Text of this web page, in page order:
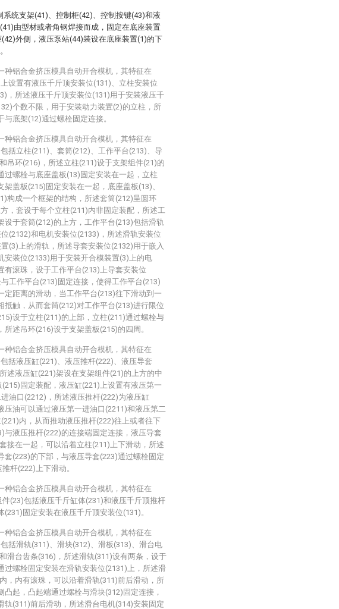
统支架(41)、控制柜(42)、控制按键(43)和液
由型材或者角钢焊接而成，固定在底座装置
外侧，液压泵站(44)装设在底座装置(1)的下
种铝合金挤压模具自动开合模机，其特征在
设置有液压千斤顶安装位(131)、立柱安装位
，所述液压千斤顶安装位(131)用于安装液压千
个数不限，用于安装动力装置(2)的立柱，所
底架(12)通过螺栓固定连接。
种铝合金挤压模具自动开合模机，其特征在
括立柱(211)、套筒(212)、工作平台(213)、导
吊环(216)，所述立柱(211)设于支架组件(21)的
过螺栓与底座盖板(13)固定安装在一起，立柱
架盖板(215)固定安装在一起，底座盖板(13)、
构成一个框架的结构，所述套筒(212)呈圆环
，套设于每个立柱(211)内非固定装配，所述工
设于套筒(212)的上方，工作平台(213)包括滑轨
(2132)和电机安装位(2133)，所述滑轨安装位
(3)上的滑轨，所述导套安装位(2132)用于嵌入
安装位(2133)用于安装开合模装置(3)上的电
有滚珠，设于工作平台(213)上导套安装位
工作平台(213)固定连接，使得工作平台(213)
定距离的滑动，当工作平台(213)往下滑动到一
抵触，从而套筒(212)对工作平台(213)进行限位
设于立柱(211)的上部，立柱(211)通过螺栓与
述吊环(216)设于支架盖板(215)的四周。
种铝合金挤压模具自动开合模机，其特征在
括液压缸(221)、液压推杆(222)、液压导套
述液压缸(221)架设在支架组件(21)的上方的中
固定装配，液压缸(221)上设置有液压第一
油口(2212)，所述液压推杆(222)为液压缸
压油可以通过液压第一进油口(2211)和液压第二
内，从而推动液压推杆(222)往上或者往下
与液压推杆(222)的连接端固定连接，液压导套
接在一起，可以沿着立柱(211)上下滑动，所述
套(223)的下部，与液压导套(223)通过螺栓固定
杆(222)上下滑动。
种铝合金挤压模具自动开合模机，其特征在
(23)包括液压千斤缸体(231)和液压千斤顶推杆
(231)固定安装在液压千斤顶安装位(131)。
种铝合金挤压模具自动开合模机，其特征在
括滑轨(311)、滑块(312)、滑板(313)、滑台电
滑台齿条(316)，所述滑轨(311)设有两条，设于
过螺栓固定安装在滑轨安装位(2131)上，所述滑
，内有滚珠，可以沿着滑轨(311)前后滑动，所
凸起，凸起端通过螺栓与滑块(312)固定连接，
轨(311)前后滑动，所述滑台电机(314)安装固定